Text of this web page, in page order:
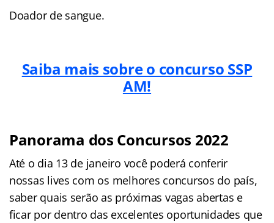
Doador de sangue.
Saiba mais sobre o concurso SSP
AM!
Panorama dos Concursos 2022
Até o dia 13 de janeiro você poderá conferir
nossas lives com os melhores concursos do país,
saber quais serão as próximas vagas abertas e
ficar por dentro das excelentes oportunidades que